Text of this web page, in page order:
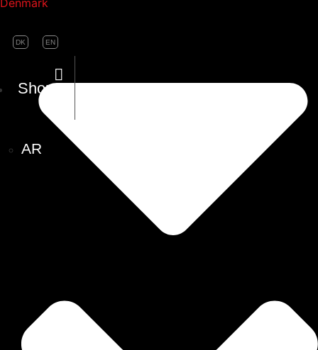
DK EN
Shop
AR